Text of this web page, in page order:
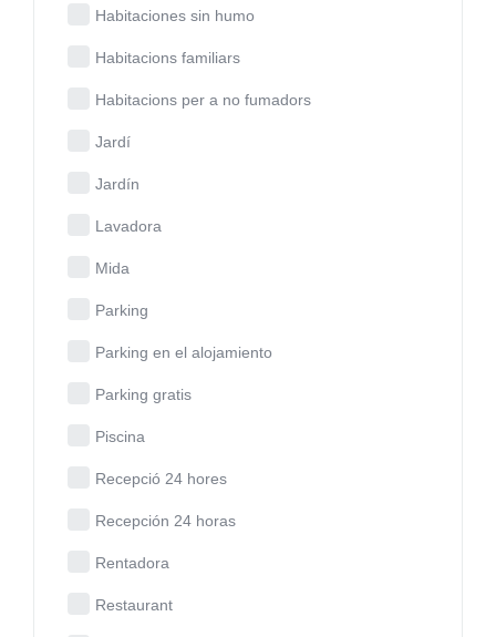
Habitaciones sin humo
Habitacions familiars
Habitacions per a no fumadors
Jardí
Jardín
Lavadora
Mida
Parking
Parking en el alojamiento
Parking gratis
Piscina
Recepció 24 hores
Recepción 24 horas
Rentadora
Restaurant